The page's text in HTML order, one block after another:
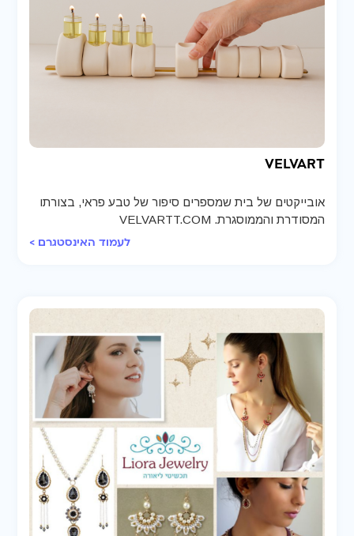
VELVART
אובייקטים של בית שמספרים סיפור של טבע פראי, בצורתו
המסודרת והממוסגרת. VELVARTT.COM
לעמוד האינסטגרם >